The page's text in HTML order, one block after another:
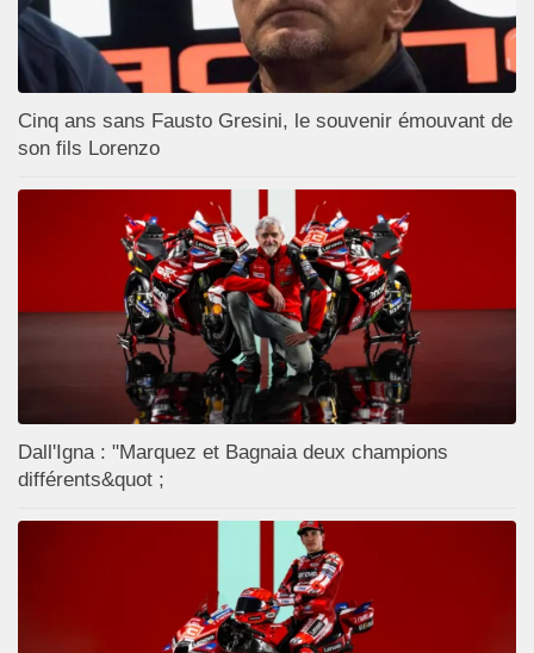
Cinq ans sans Fausto Gresini, le souvenir émouvant de
son fils Lorenzo
Dall'Igna : "Marquez et Bagnaia deux champions
différents&quot ;